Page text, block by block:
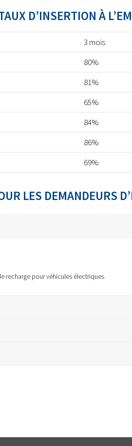
D’INSERTION À
3 mois
80%
81%
65%
84%
86%
69%
LES DEMANDEURS
recharge pour véhicules électriques